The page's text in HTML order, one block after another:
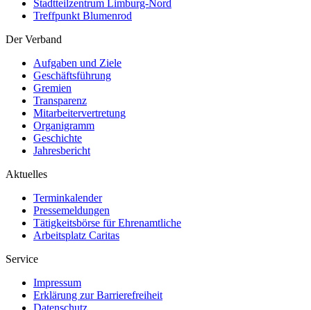
Stadtteilzentrum Limburg-Nord
Treffpunkt Blumenrod
Der Verband
Aufgaben und Ziele
Geschäftsführung
Gremien
Transparenz
Mitarbeitervertretung
Organigramm
Geschichte
Jahresbericht
Aktuelles
Terminkalender
Pressemeldungen
Tätigkeitsbörse für Ehrenamtliche
Arbeitsplatz Caritas
Service
Impressum
Erklärung zur Barrierefreiheit
Datenschutz